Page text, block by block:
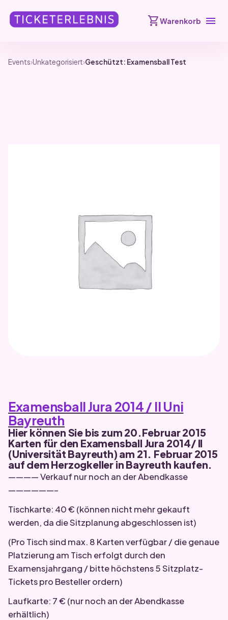
shopping_cartWarenkorb menu
Events›Unkategorisiert›Geschützt: Examensball Test
Examensball Jura 2014 / II Uni
Bayreuth
Hier können Sie bis zum 20.Februar 2015
Karten für den Examensball Jura 2014/ II
(Universität Bayreuth) am 21. Februar 2015
auf dem Herzogkeller in Bayreuth kaufen.
———— Verkauf nur noch an der Abendkasse
——————–
Tischkarte: 40 € (können nicht mehr gekauft
werden, da die Sitzplanung abgeschlossen ist)
(Pro Tisch sind max. 8 Karten verfügbar / die genaue
Platzierung am Tisch erfolgt durch den
Examensjahrgang / bitte höchstens 5 Sitzplatz-
Tickets pro Besteller ordern)
Laufkarte: 7 € (nur noch an der Abendkasse
erhältlich)